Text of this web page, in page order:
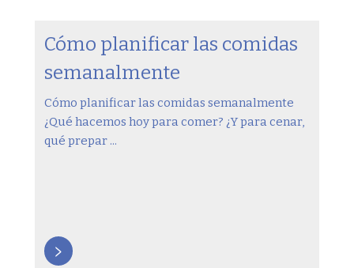
Cómo planificar las comidas
semanalmente
Cómo planificar las comidas semanalmente
¿Qué hacemos hoy para comer? ¿Y para cenar,
qué prepar ...
>